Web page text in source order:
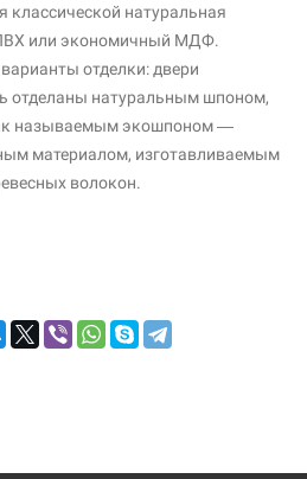
натуральная
или экономичный МДФ.
отделки: двери
отделаны натуральным шпоном,
называемым экошпоном —
материалом, изготавливаемым
волокон.